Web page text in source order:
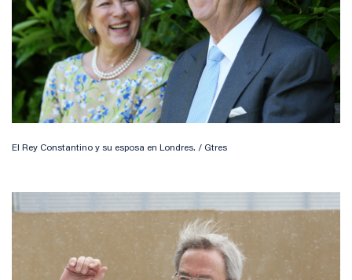
El Rey Constantino y su esposa en Londres. / Gtres